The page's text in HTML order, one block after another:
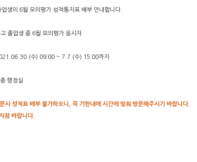
생의 6월 모의평가 성적통지표 배부 안내합니다.
졸업생 중 6월 모의평가 응시자
수) 09:00 ~ 7.7.(수) 15:00까지
행정실
시 성적표 배부 불가하오니, 꼭 기한내에 시간에 맞춰 방문해주시기 바랍니다.
참 바랍니다.